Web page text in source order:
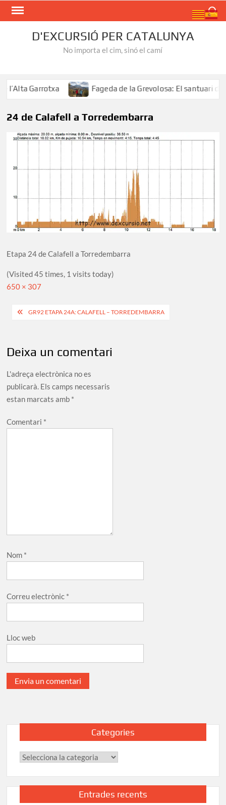
Skip
D'EXCURSIÓ PER CATALUNYA
No importa el cim, sinó el camí
Garrotxa Fageda de la Grevolosa: El santuari dels
24 de Calafell a Torredembarra
Etapa 24 de Calafell a Torredembarra
(Visited 45 times, 1 visits today)
Full
650 × 307
Navegació
GR92 ETAPA 24A: CALAFELL – TORREDEMBARRA
Deixa un comentari
L'adreça electrònica no es
publicarà. Els camps necessaris
estan marcats amb *
Comentari *
Nom *
Correu electrònic *
Lloc web
Categories
Categories
Entrades recents